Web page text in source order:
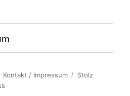
Kontakt / Impressum
Stolz